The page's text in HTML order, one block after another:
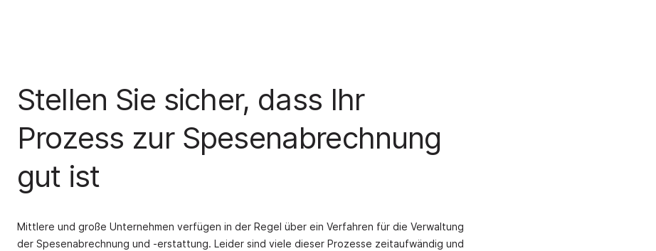
Stellen Sie sicher, dass Ihr
Prozess zur Spesenabrechnung
gut ist
Mittlere und große Unternehmen verfügen in der Regel über ein Verfahren für die Verwaltung
der Spesenabrechnung und -erstattung. Leider sind viele dieser Prozesse zeitaufwändig und